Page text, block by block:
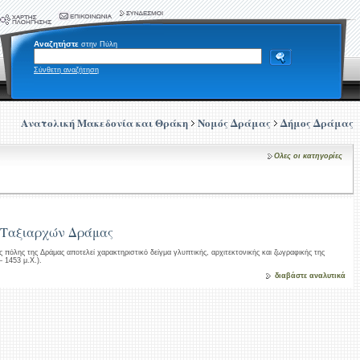
Αναζητήστε στην Πύλη
Σύνθετη αναζήτηση
Ανατολική Μακεδονία και Θράκη Νομός Δράμας Δήμος Δράμας
Ολες οι κατηγορίες
Δράμας
της Δράμας αποτελεί χαρακτηριστικό δείγμα γλυπτικής, αρχιτεκτονικής και ζωγραφικής της
1453 μ.Χ.).
διαβάστε αναλυτικά